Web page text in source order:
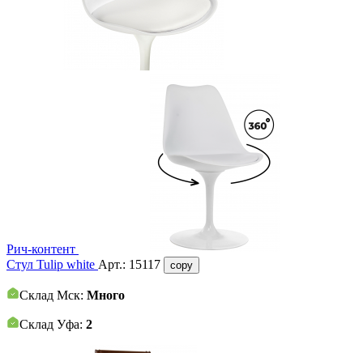
Рич-контент
Стул Tulip white Арт.: 15117 copy
Склад Мск: Много
Склад Уфа: 2